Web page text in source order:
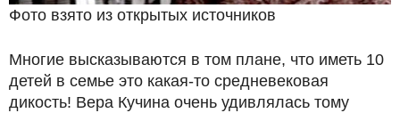
Фото взято из открытых источников
Многие высказываются в том плане, что иметь 10
детей в семье это какая-то средневековая
дикость! Вера Кучина очень удивлялась тому